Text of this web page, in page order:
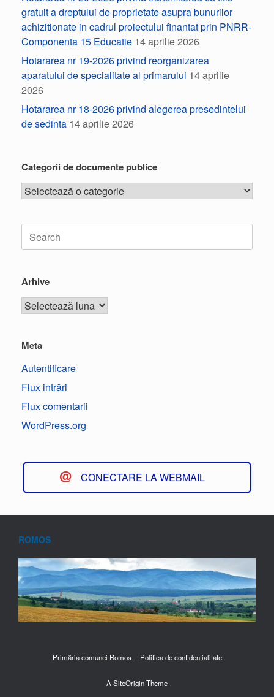
gratuit a dreptului de proprietate asupra bunurilor
achizitionate in cadrul proiectului finantat prin PNRR-
Componenta 15 Educatie 14 aprilie 2026
Hotararea nr 19-2026 privind reorganizarea
aparatului de specialitate al primarului 14 aprilie
2026
Hotararea nr 18-2026 privind alegerea presedintelui
de sedinta 14 aprilie 2026
Categorii de documente publice
Arhive
Meta
Autentificare
Flux intrări
Flux comentarii
WordPress.org
CONECTARE LA WEBMAIL
ROMOS
Primăria comunei Romos Politica de confidențialitate
ASiteOriginTheme